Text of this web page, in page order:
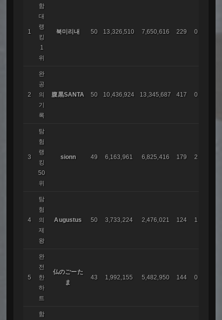
1
함
대
랭
킹
1
위
북미리내 50 13,326,510 7,650,616 229 0
2
완
공
의
기
록
腹黒SANTA 50 10,436,924 13,345,687 417 0
3
탐
험
랭
킹
50
위
sionn 49 6,163,961 6,825,416 179 2
4
탐
험
의
제
왕
Augustus 50 3,733,224 2,476,021 124 1
5
완
전
한
하
트
仏のごーた
ま
43 1,992,155 5,482,950 144 0
함